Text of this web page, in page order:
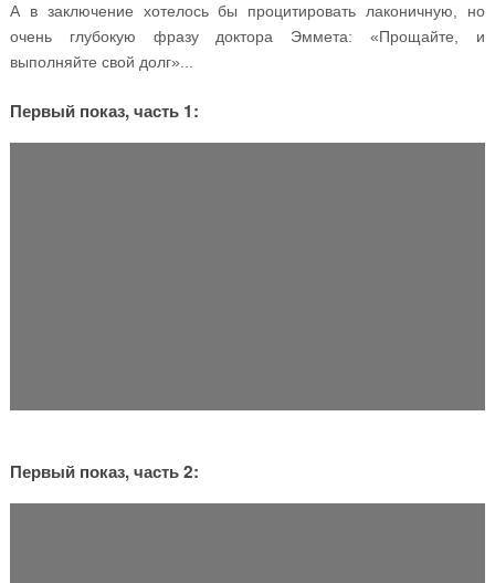
А в заключение хотелось бы процитировать лаконичную, но
очень глубокую фразу доктора Эммета: «Прощайте, и
выполняйте свой долг»...
Первый показ, часть 1:
Первый показ, часть 2: